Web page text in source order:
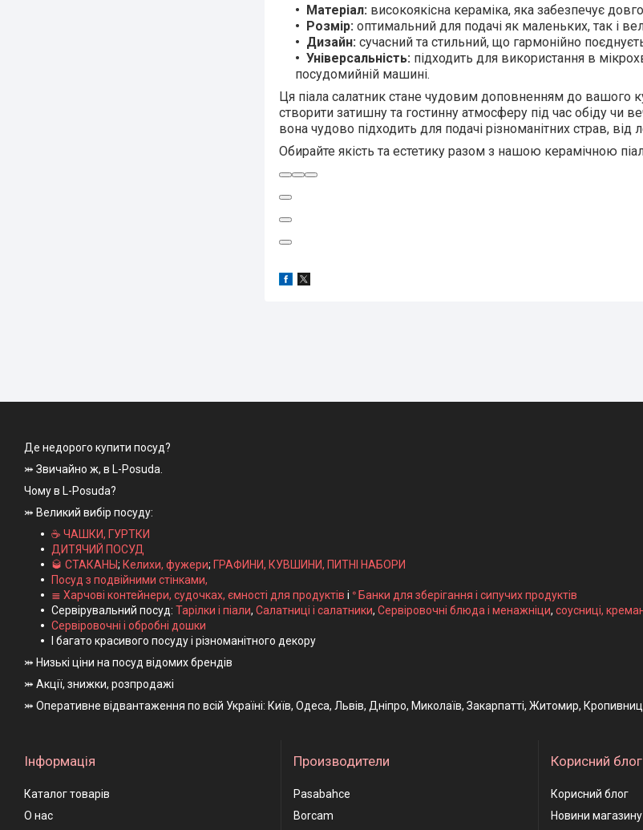
Матеріал: високоякісна кераміка, яка забезпечує
Розмір: оптимальний для подачі як маленьких, так і
Дизайн: сучасний та стильний, що гармонійно
Універсальність: підходить для використання в
посудомийній машині.
Ця піала салатник стане чудовим доповненням до вашого
створити затишну та гостинну атмосферу під час обіду чи
вона чудово підходить для подачі різноманітних страв, від
Обирайте якість та естетику разом з нашою керамічною
Де недорого купити посуд?
⤗ Звичайно ж, в L-Posuda.
Чому в L-Posuda?
⤗ Великий вибір посуду:
☕ ЧАШКИ, ГУРТКИ
ДИТЯЧИЙ ПОСУД
🥃 СТАКАНЫ; Келихи, фужери; ГРАФИНИ, КУВШИНИ, ПИТНІ НАБОРИ
Посуд з подвійними стінками,
≣ Харчові контейнери, судочках, ємності для продуктів і ᐤ Банки для зберігання і сипучих продуктів
Сервірувальний посуд: Тарілки і піали, Салатниці і салатники, Сервіровочні блюда і менажніци, соусниці,
Сервіровочні і обробні дошки
І багато красивого посуду і різноманітного декору
⤗ Низькі ціни на посуд відомих брендів
⤗ Акції, знижки, розпродажі
⤗ Оперативне відвантаження по всій Україні: Київ, Одеса, Львів, Дніпро, Миколаїв, Закарпатті, Житомир,
Інформація
Каталог товарів
О нас
Производители
Pasabahce
Borcam
Корисний блог
Корисний блог
Новини магазину